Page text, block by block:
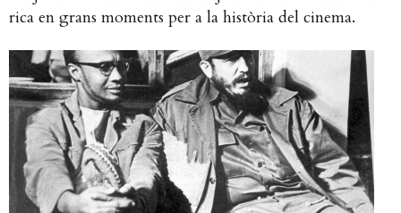
rica en grans moments per a la història del cinema.